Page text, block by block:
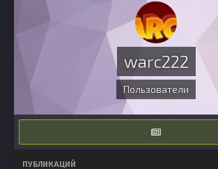
warc222
Пользователи
ПУБЛИКАЦИЙ